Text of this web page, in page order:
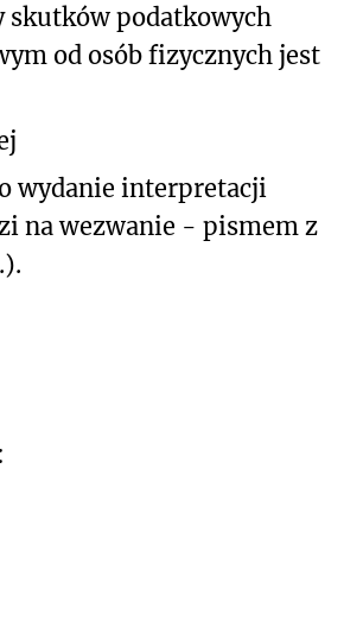
skutków podatkowych
od osób fizycznych jest
wydanie interpretacji
na wezwanie - pismem z